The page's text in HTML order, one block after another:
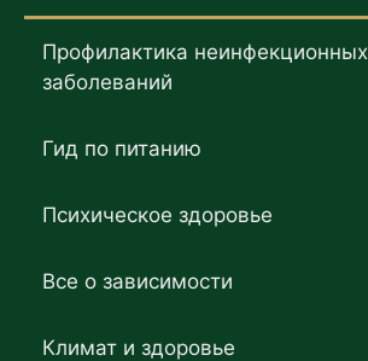
Профилактика неинфекционных
заболеваний
Гид по питанию
Психическое здоровье
Все о зависимости
Климат и здоровье